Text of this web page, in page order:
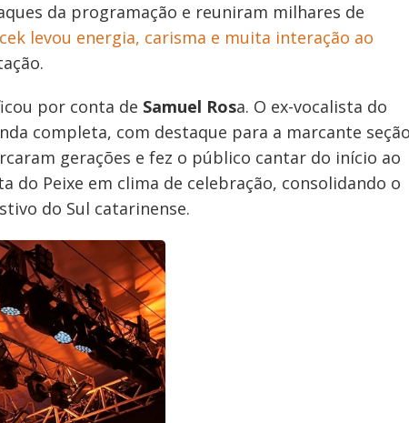
da programação e reuniram milhares de
levou energia, carisma e muita interação ao
por conta de Samuel Rosa. O ex-vocalista do
completa, com destaque para a marcante seção
gerações e fez o público cantar do início ao
do Peixe em clima de celebração, consolidando o
do Sul catarinense.